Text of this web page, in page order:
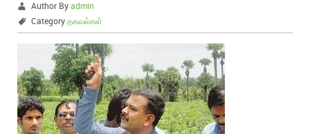
Author Byadmin
Categoryதகவல்கள்